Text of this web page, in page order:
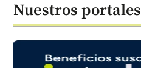
Nuestros portales